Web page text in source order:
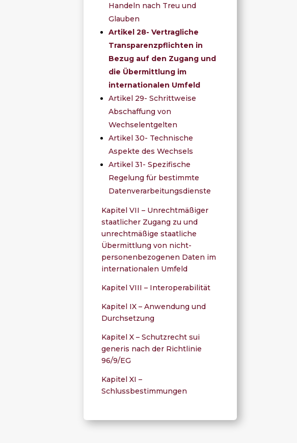
Handeln nach Treu und
Glauben
Artikel 28- Vertragliche
Transparenzpflichten in
Bezug auf den Zugang und
die Übermittlung im
internationalen Umfeld
Artikel 29- Schrittweise
Abschaffung von
Wechselentgelten
Artikel 30- Technische
Aspekte des Wechsels
Artikel 31- Spezifische
Regelung für bestimmte
Datenverarbeitungsdienste
Kapitel VII – Unrechtmäßiger
staatlicher Zugang zu und
unrechtmäßige staatliche
Übermittlung von nicht-
personenbezogenen Daten im
internationalen Umfeld
Kapitel VIII – Interoperabilität
Kapitel IX – Anwendung und
Durchsetzung
Kapitel X – Schutzrecht sui
generis nach der Richtlinie
96/9/EG
Kapitel XI –
Schlussbestimmungen